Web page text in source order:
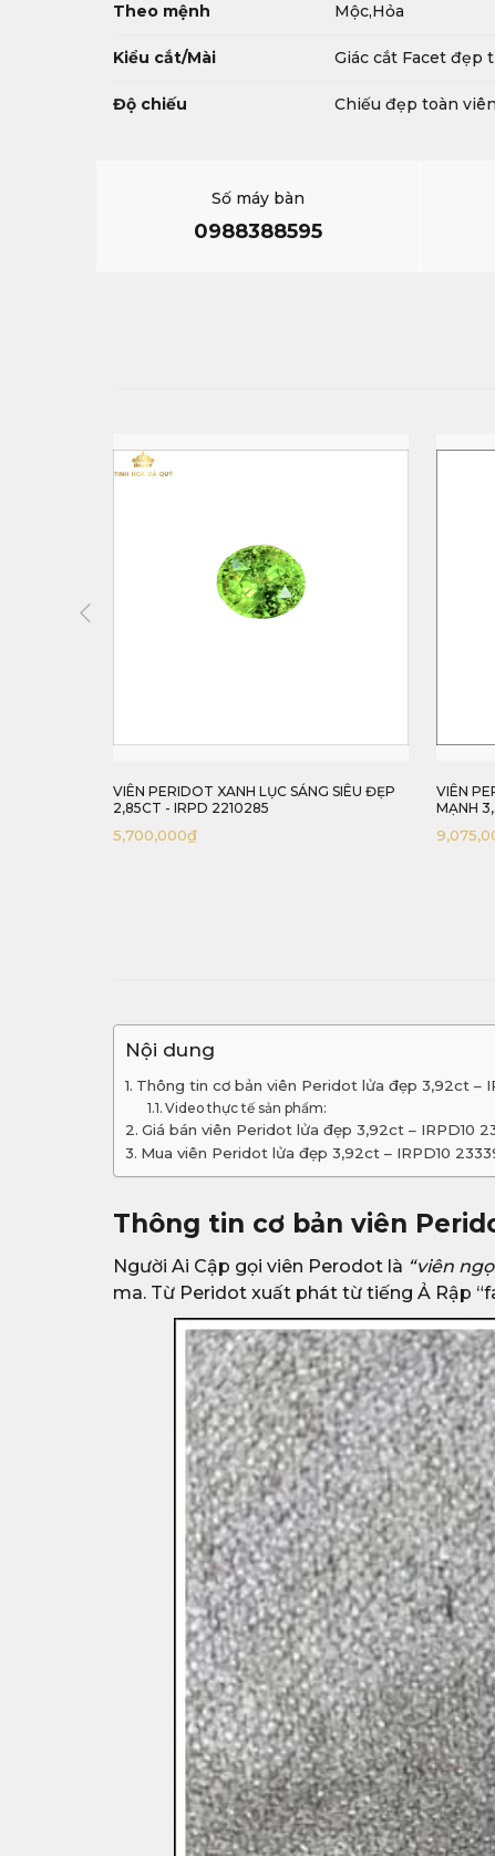
Theo mệnh Mộc,Hỏa
Kiểu cắt/Mài Giác cắt Facet đẹp
Độ chiếu Chiếu đẹp toàn
Số máy bàn
0988388595
VIÊN PERIDOT XANH LỤC LỬA CHIẾU
MẠNH 3,36CT - IRPD7 233336
9,075,000₫
VIÊN
IRPD
Nội dung
Thông tin cơ bản viên Peridot lửa đẹp 3,92ct –
Video thực tế sản phẩm:
Giá bán viên Peridot lửa đẹp 3,92ct – IRPD10
Mua viên Peridot lửa đẹp 3,92ct – IRPD10
Thông tin cơ bản viên
Người Ai Cập gọi viên Perodot là “viên
ma. Từ Peridot xuất phát từ tiếng Ả Rập